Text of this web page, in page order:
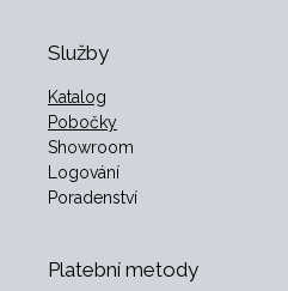
Služby
Katalog
Pobočky
Showroom
Logování
Poradenství
Platební metody